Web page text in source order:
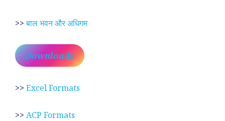
>>बाल भवन और अधिगम
Downloads
>> Excel Formats
>> ACP Formats